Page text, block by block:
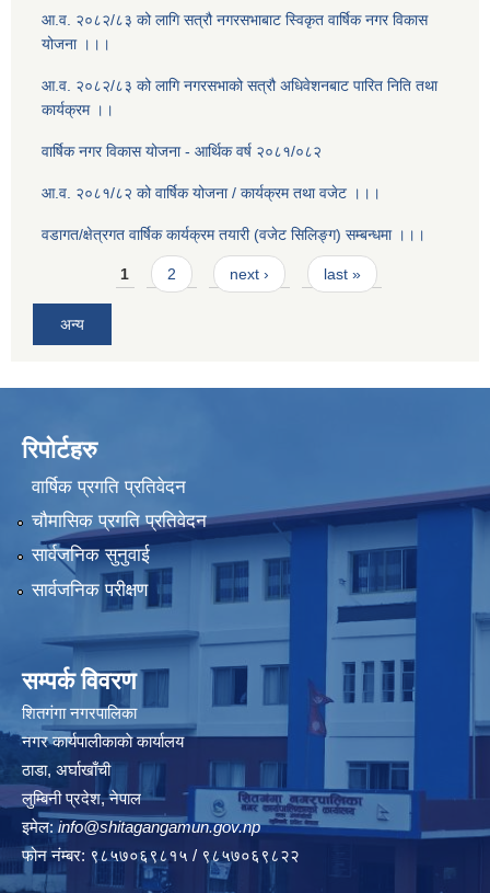
आ.व. २०८२/८३ को लागि सत्रौ नगरसभाबाट स्विकृत वार्षिक नगर विकास
योजना ।।।
आ.व. २०८२/८३ को लागि नगरसभाको सत्रौ अधिवेशनबाट पारित निति तथा
कार्यक्रम ।।
वार्षिक नगर विकास योजना - आर्थिक वर्ष २०८१/०८२
आ.व. २०८१/८२ को वार्षिक योजना / कार्यक्रम तथा वजेट ।।।
वडागत/क्षेत्रगत वार्षिक कार्यक्रम तयारी (वजेट सिलिङ्ग) सम्बन्धमा ।।।
Pages1 2 next › last »
अन्य
रिपोर्टहरु
वार्षिक प्रगति प्रतिवेदन
चौमासिक प्रगति प्रतिवेदन
सार्वजनिक सुनुवाई
सार्वजनिक परीक्षण
सम्पर्क विवरण
शितगंगा नगरपालिका
नगर कार्यपालीकाकाे कार्यालय
ठाडा, अर्घाखाँची
लुम्बिनी प्रदेश, नेपाल
इमेल: info@shitagangamun.gov.np
फोन नंम्बर: ९८५७०६९८१५ / ९८५७०६९८२२